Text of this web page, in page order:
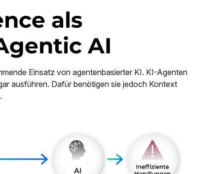
als
AI
Einsatz von agentenbasierter KI. KI-Agenten
ausführen. Dafür benötigen sie jedoch Kontext